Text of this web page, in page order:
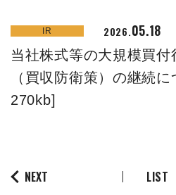
展示会・イベント
ニュース
IR 2026.05.18
当社株式等の大規模買
（買収防衛策）の継続
270kb]
NEXT LIST